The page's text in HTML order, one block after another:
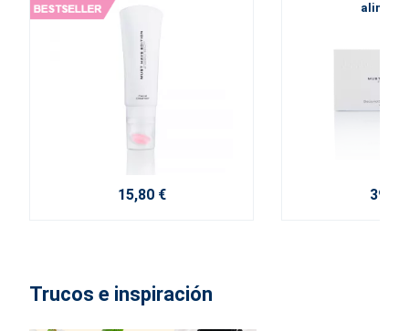
15,80 € 39,50
Trucos e inspiración